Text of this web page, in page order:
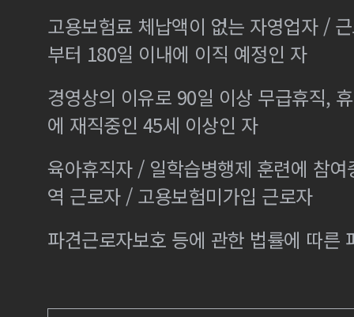
고용보험료 체납액이 없는 자영업자 /
부터 180일 이내에 이직 예정인 자
경영상의 이유로 90일 이상 무급휴직,
에 재직중인 45세 이상인 자
육아휴직자 / 일학습병행제 훈련에 참
역 근로자 / 고용보험미가입 근로자
파견근로자보호 등에 관한 법률에 따른